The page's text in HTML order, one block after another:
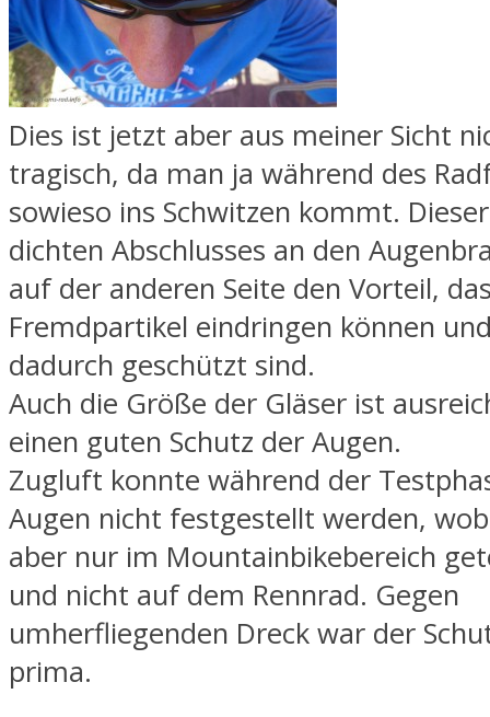
Dies ist jetzt aber aus meiner Sicht
tragisch, da man ja während des
sowieso ins Schwitzen kommt.
dichten Abschlusses an den
auf der anderen Seite den Vorteil,
Fremdpartikel eindringen können
dadurch geschützt sind.
Auch die Größe der Gläser ist
einen guten Schutz der Augen.
Zugluft konnte während der
Augen nicht festgestellt werden,
aber nur im Mountainbikebereich
und nicht auf dem Rennrad. Gegen
umherfliegenden Dreck war der
prima.